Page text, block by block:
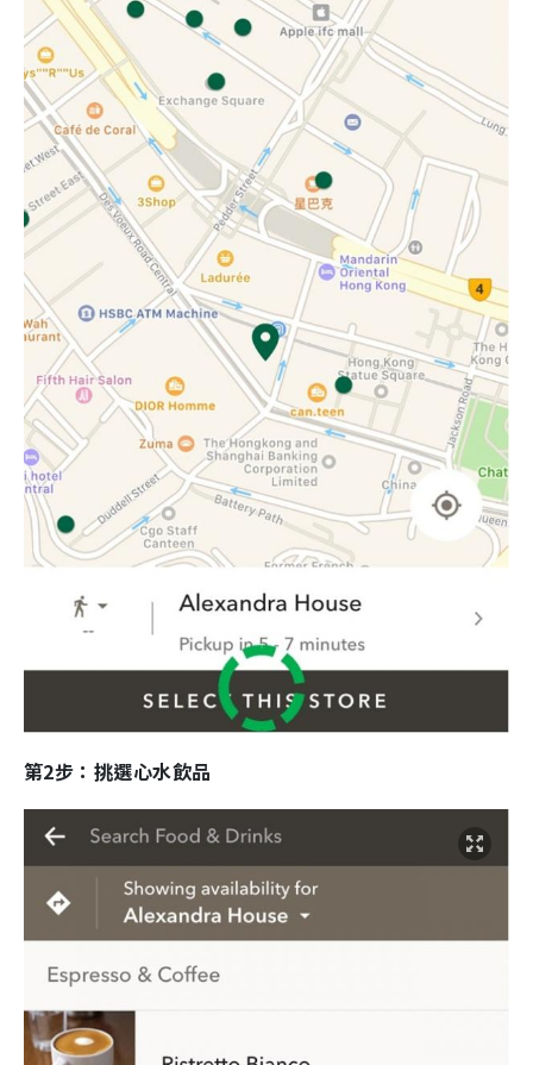
第2步：挑選心水飲品